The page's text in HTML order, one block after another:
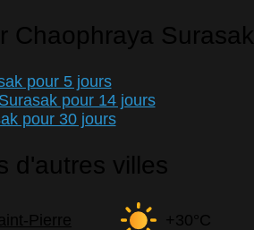
Chaophraya Surasak
pour 5 jours
pour 14 jours
pour 30 jours
d'autres villes
Pierre +30°C